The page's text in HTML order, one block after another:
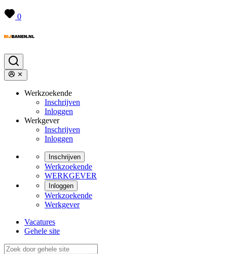
0
Werkzoekende
Inschrijven
Inloggen
Werkgever
Inschrijven
Inloggen
Inschrijven
Werkzoekende
WERKGEVER
Inloggen
Werkzoekende
Werkgever
Vacatures
Gehele site